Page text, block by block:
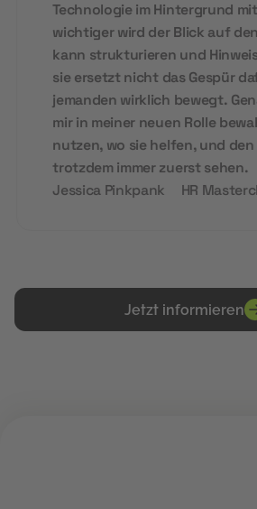
Technologie im Hintergrund
wichtiger wird der Blick auf
kann strukturieren und
sie ersetzt nicht das Gespür
jemanden wirklich bewegt.
mir in meiner neuen Rolle
nutzen, wo sie helfen, und
trotzdem immer zuerst sehen.
Jessica Pinkpank
HR
Jetzt informieren